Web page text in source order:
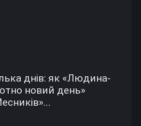
днів: як «Людина-
новий день»